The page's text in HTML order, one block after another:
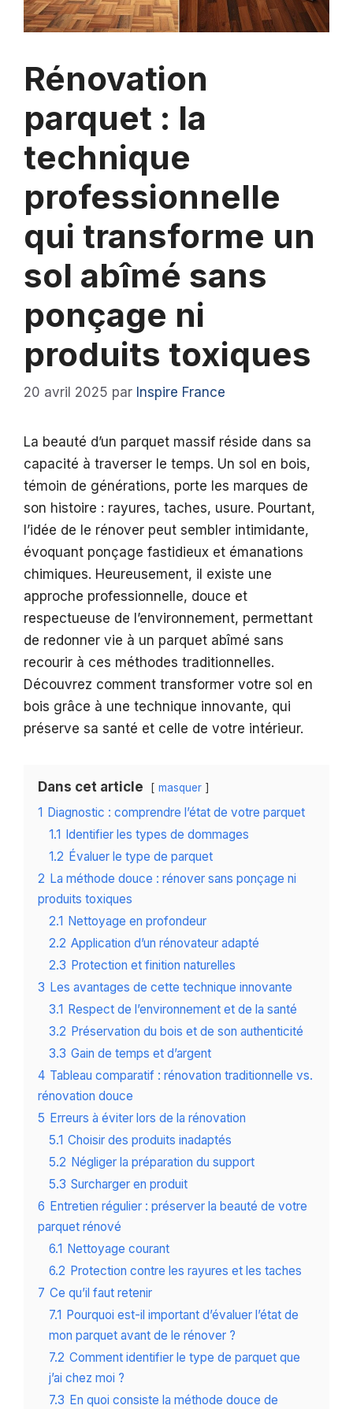
Rénovation
parquet : la
technique
professionnelle
qui transforme un
sol abîmé sans
ponçage ni
produits toxiques
20 avril 2025 par Inspire France
La beauté d’un parquet massif réside dans sa
capacité à traverser le temps. Un sol en bois,
témoin de générations, porte les marques de
son histoire : rayures, taches, usure. Pourtant,
l’idée de le rénover peut sembler intimidante,
évoquant ponçage fastidieux et émanations
chimiques. Heureusement, il existe une
approche professionnelle, douce et
respectueuse de l’environnement, permettant
de redonner vie à un parquet abîmé sans
recourir à ces méthodes traditionnelles.
Découvrez comment transformer votre sol en
bois grâce à une technique innovante, qui
préserve sa santé et celle de votre intérieur.
Dans cet article masquer
1 Diagnostic : comprendre l’état de votre parquet
1.1
Identifier les types de dommages
1.2 Évaluer le type de parquet
2 La méthode douce : rénover sans ponçage ni
produits toxiques
2.1 Nettoyage en profondeur
2.2 Application d’un rénovateur adapté
2.3 Protection et finition naturelles
3 Les avantages de cette technique innovante
3.1 Respect de l’environnement et de la santé
3.2 Préservation du bois et de son authenticité
3.3 Gain de temps et d’argent
4 Tableau comparatif : rénovation traditionnelle vs.
rénovation douce
5 Erreurs à éviter lors de la rénovation
5.1 Choisir des produits inadaptés
5.2 Négliger la préparation du support
5.3 Surcharger en produit
6 Entretien régulier : préserver la beauté de votre
parquet rénové
6.1 Nettoyage courant
6.2 Protection contre les rayures et les taches
7 Ce qu’il faut retenir
7.1 Pourquoi est-il important d’évaluer l’état de
mon parquet avant de le rénover ?
7.2 Comment identifier le type de parquet que
j’ai chez moi ?
7.3 En quoi consiste la méthode douce de